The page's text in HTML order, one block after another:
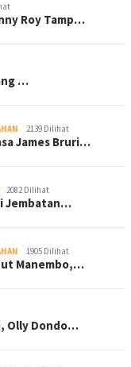
Roy Tamp…
…
2139 Dilihat
James Bruri…
2082 Dilihat
Jembatan…
1905 Dilihat
Manembo,…
Olly Dondo…